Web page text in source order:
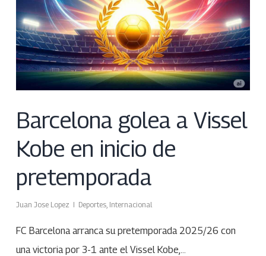
Barcelona golea a Vissel
Kobe en inicio de
pretemporada
Juan Jose Lopez Deportes, Internacional
FC Barcelona arranca su pretemporada 2025/26 con
una victoria por 3-1 ante el Vissel Kobe,…